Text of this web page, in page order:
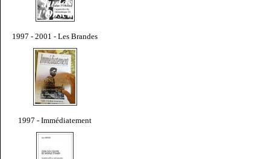
1997 - 2001 - Les Brandes
1997 - Immédiatement